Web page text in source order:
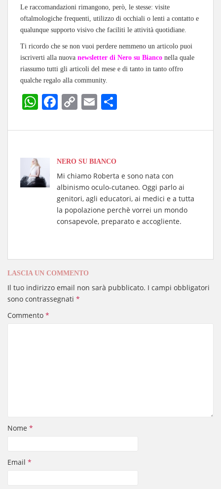
Le raccomandazioni rimangono, però, le stesse: visite
oftalmologiche frequenti, utilizzo di occhiali o lenti a contatto e
qualunque supporto visivo che faciliti le attività quotidiane.
Ti ricordo che se non vuoi perdere nemmeno un articolo puoi
iscriverti alla nuova newsletter di Nero su Bianco nella quale
riassumo tutti gli articoli del mese e di tanto in tanto offro
qualche regalo alla community.
W
ts
pp
Fa
bo
C
y
nk
E
ail di
NERO SU BIANCO
Mi chiamo Roberta e sono nata con
albinismo oculo-cutaneo. Oggi parlo ai
genitori, agli educatori, ai medici e a tutta
la popolazione perchè vorrei un mondo
consapevole, preparato e accogliente.
LASCIA UN COMMENTO
Il tuo indirizzo email non sarà pubblicato. I campi obbligatori
sono contrassegnati *
Commento *
Nome *
Email *